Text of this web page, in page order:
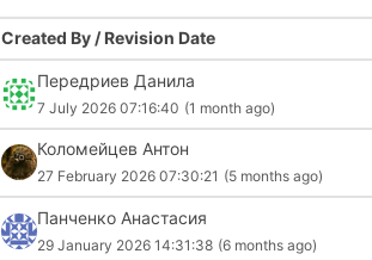
Created By / Revision Date
Передриев Данила
7 July 2026 07:16:40 (1 month ago)
Коломейцев Антон
27 February 2026 07:30:21 (5 months ago)
Панченко Анастасия
29 January 2026 14:31:38 (6 months ago)